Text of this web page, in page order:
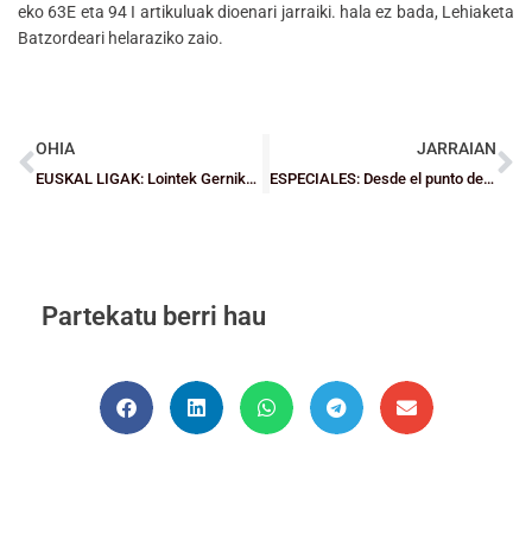
eko 63E eta 94 I artikuluak dioenari jarraiki. hala ez bada, Lehiaketa
Batzordeari helaraziko zaio.
OHIA
EUSKAL LIGAK: Lointek Gernika, lider bikoitza lehen itzuliaren amaieran
JARRAIAN
ESPECIALES: Desde el punto de vista de los entrenadores. Capítulo 2: Lauro Ikastola
Partekatu berri hau